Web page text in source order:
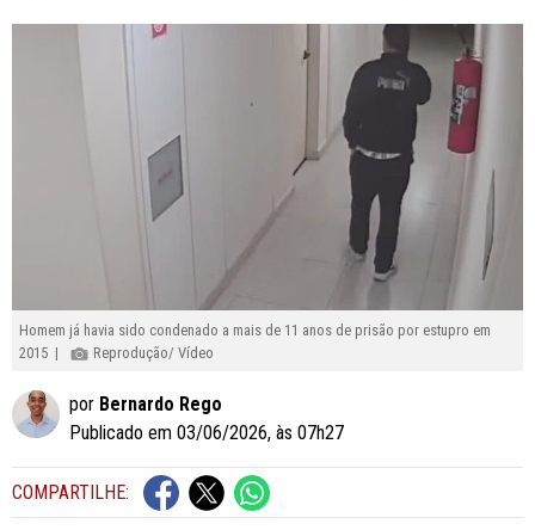
Homem já havia sido condenado a mais de 11 anos de prisão por estupro em
2015 |
Reprodução/ Vídeo
por Bernardo Rego
Publicado em 03/06/2026, às 07h27
COMPARTILHE: